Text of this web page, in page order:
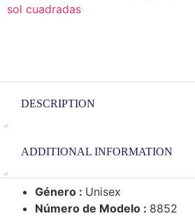
sol cuadradas
DESCRIPTION
ADDITIONAL INFORMATION
Género : Unisex
Número de Modelo : 8852